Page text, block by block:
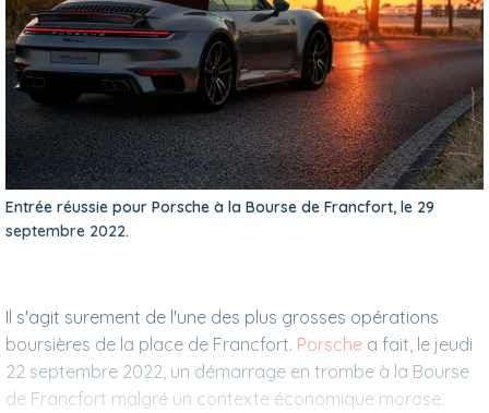
Entrée réussie pour Porsche à la Bourse de Francfort, le 29
septembre 2022.
Il s'agit surement de l'une des plus grosses opérations
boursières de la place de Francfort. Porsche a fait, le jeudi
22 septembre 2022, un démarrage en trombe à la Bourse
de Francfort malgré un contexte économique morose.